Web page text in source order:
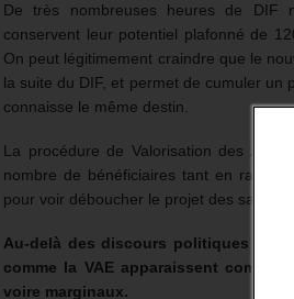
De très nombreuses heures de DIF
conservent leur potentiel plafonné de
On peut légitimement craindre que le
la suite du DIF, et permet de cumuler un
connaisse le même destin.
La procédure de Valorisation des
nombre de bénéficiaires tant en raison
pour voir déboucher le projet des
Au-delà des discours politiques
comme la VAE apparaissent
voire marginaux.